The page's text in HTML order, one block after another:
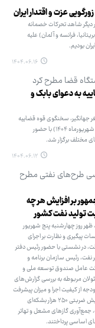
عزت و اقتدار ایران
دیگر شاهد تحرکات خصمانه
فرانسه و آلمان) علیه
بودیم.
۱۴۰۴.۰۶.۱۶
قضا مطرح کرد
به دعوای بابک و
سخنگوی قوه قضاییه
روز چهارشنبه (۱۲ شهریورماه ۱۴۰۴) با حضور
مختلف برگزار شد.
۱۴۰۴.۰۶.۱۲
طرح‌های نفتی مطرح
بر افزایش هر چه
تولید نفت کشور
روز چهارشنبه پنج شهریور
جلسات پیگیری و نظارت بر اجرای
در نشستی با حضور رئیس دفتر
نفت، رئیس سازمان برنامه و
عامل صندوق توسعه ملی و
مربوطه به بررسی گزارش‌های
از کیفیت اجرا و میزان پیشرفت
سه طرح مهم افزایش ضربتی ۲۵۰ هزار بشکه‌ای
جمع‌آوری گازهای مشعل و تهاتر
اساسی پرداختند.